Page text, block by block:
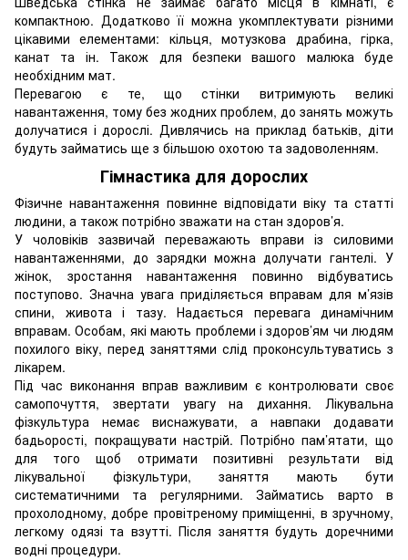
компактною. Додатково її можна укомплектувати різними
цікавими елементами: кільця, мотузкова драбина, гірка,
канат та ін. Також для безпеки вашого малюка буде
необхідним мат.
Перевагою є те, що стінки витримують великі
навантаження, тому без жодних проблем, до занять можуть
долучатися і дорослі. Дивлячись на приклад батьків, діти
будуть займатись ще з більшою охотою та задоволенням.
Гімнастика для дорослих
Фізичне навантаження повинне відповідати віку та статті
людини, а також потрібно зважати на стан здоров’я.
У чоловіків зазвичай переважають вправи із силовими
навантаженнями, до зарядки можна долучати гантелі. У
жінок, зростання навантаження повинно відбуватись
поступово. Значна увага приділяється вправам для м’язів
спини, живота і тазу. Надається перевага динамічним
вправам. Особам, які мають проблеми і здоров’ям чи людям
похилого віку, перед заняттями слід проконсультуватись з
лікарем.
Під час виконання вправ важливим є контролювати своє
самопочуття, звертати увагу на дихання. Лікувальна
фізкультура немає виснажувати, а навпаки додавати
бадьорості, покращувати настрій. Потрібно пам’ятати, що
для того щоб отримати позитивні результати від
лікувальної фізкультури, заняття мають бути
систематичними та регулярними. Займатись варто в
прохолодному, добре провітреному приміщенні, в зручному,
легкому одязі та взутті. Після заняття будуть доречними
водні процедури.